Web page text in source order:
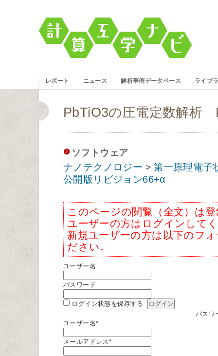
レポート ニュース 解析事例データベース ライブ
PbTiO3の圧電定数解析
ソフトウェア
ナノテクノロジー >第一原理電子
公開版リビジョン66+α
このページの閲覧（全文）は
ユーザーの方はログインして
新規ユーザーの方は以下のフ
ださい。
ユーザー名
パスワード
ログイン状態を保存する
パスワ
ユーザー名*
メールアドレス*